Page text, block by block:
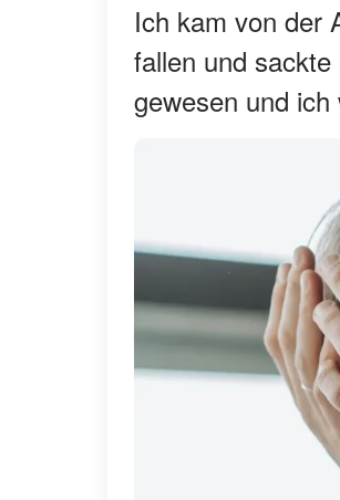
Ich kam von der
fallen und
gewesen und